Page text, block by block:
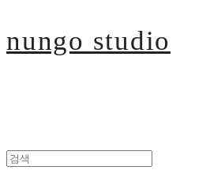
nungo studio